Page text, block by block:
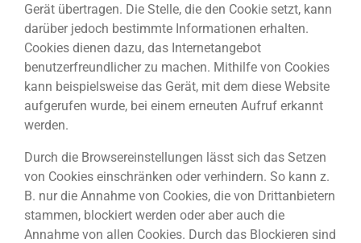
Gerät übertragen. Die Stelle, die den Cookie setzt, kann
darüber jedoch bestimmte Informationen erhalten.
Cookies dienen dazu, das Internetangebot
benutzerfreundlicher zu machen. Mithilfe von Cookies
kann beispielsweise das Gerät, mit dem diese Website
aufgerufen wurde, bei einem erneuten Aufruf erkannt
werden.
Durch die Browsereinstellungen lässt sich das Setzen
von Cookies einschränken oder verhindern. So kann z.
B. nur die Annahme von Cookies, die von Drittanbietern
stammen, blockiert werden oder aber auch die
Annahme von allen Cookies. Durch das Blockieren sind